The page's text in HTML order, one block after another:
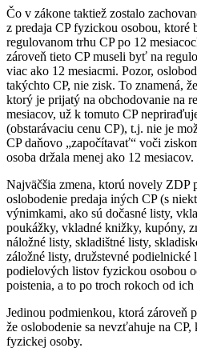
Čo v zákone taktiež zostalo
z predaja CP fyzickou osobou, ktoré
regulovanom trhu CP po 12
zároveň tieto CP museli byť na
viac ako 12 mesiacmi. Pozor,
takýchto CP, nie zisk. To znamená,
ktorý je prijatý na obchodovanie na
mesiacov, už k tomuto CP
(obstarávaciu cenu CP), t.j. nie je
CP daňovo „započítavať“ voči
osoba držala menej ako 12 mesiacov.
Najväčšia zmena, ktorú novely ZDP
oslobodenie predaja iných CP (s
výnimkami, ako sú dočasné listy,
poukážky, vkladné knižky, kupóny,
náložné listy, skladištné listy,
záložné listy, družstevné
podielových listov fyzickou osobou
poistenia, a to po troch rokoch od ich
Jedinou podmienkou, ktorá zároveň
že oslobodenie sa nevzťahuje na
fyzickej osoby.